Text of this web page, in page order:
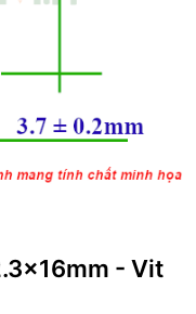
- Vit